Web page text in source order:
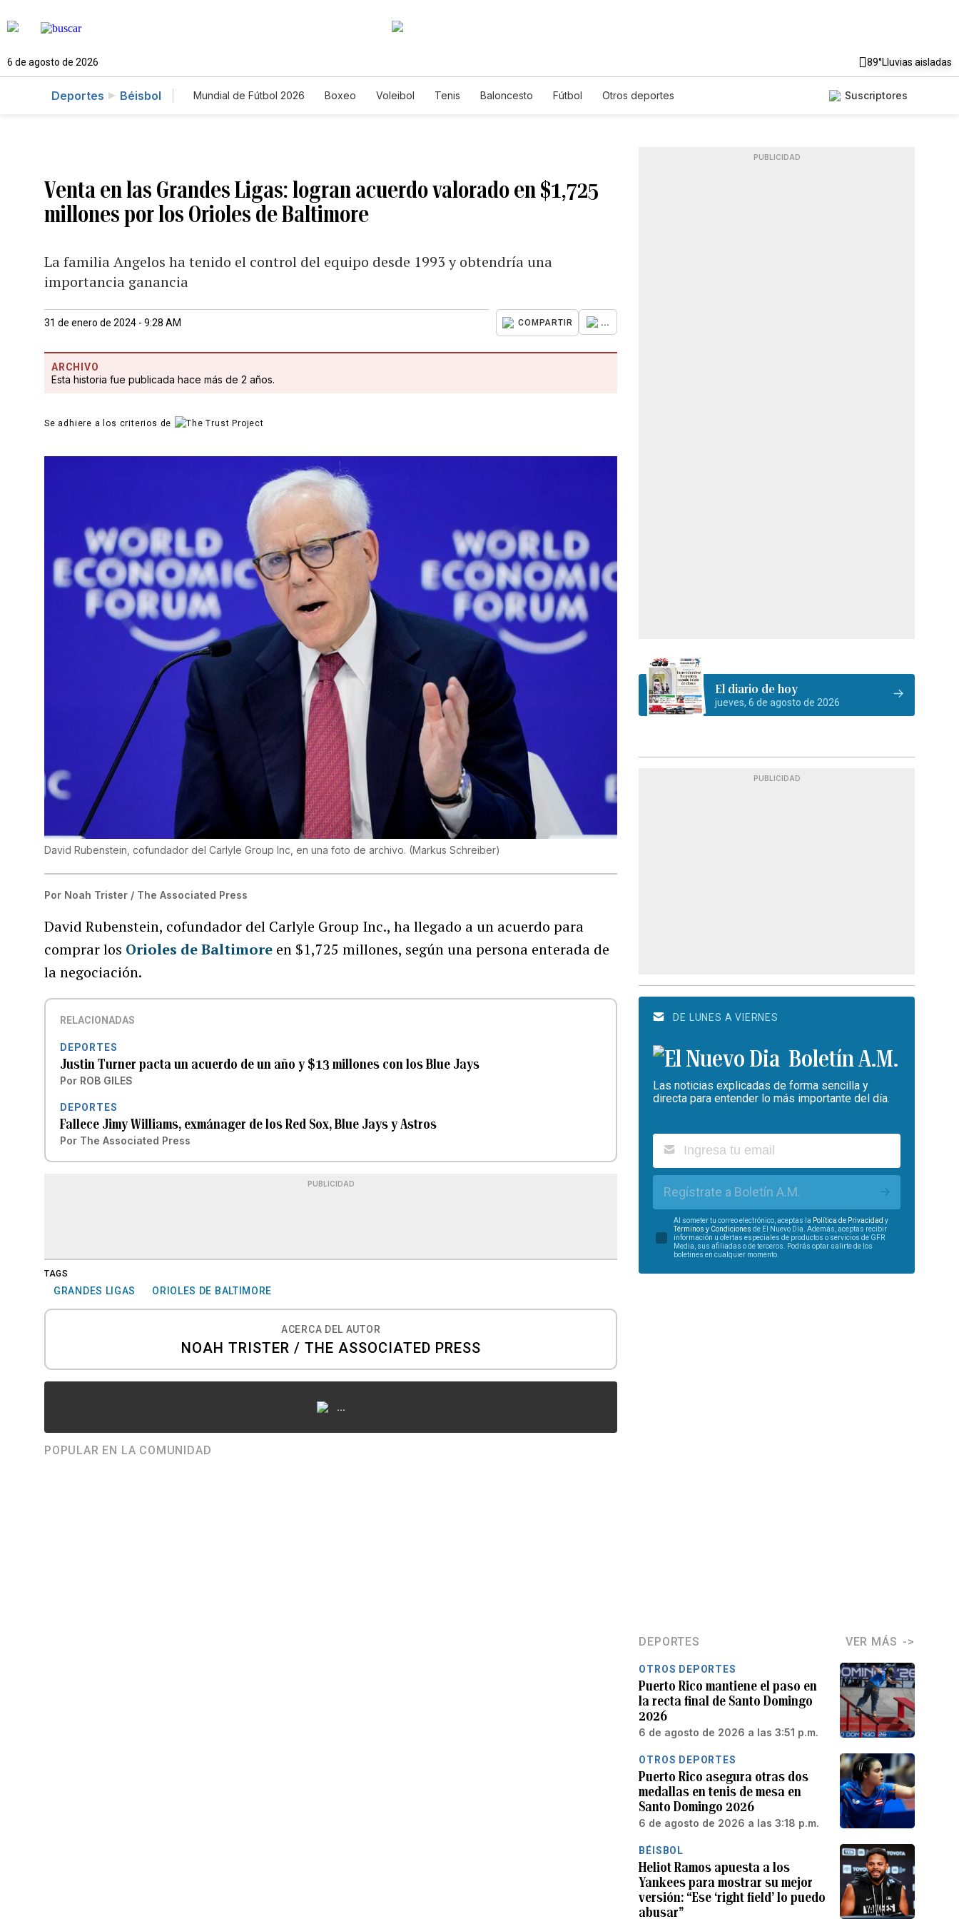
6 de agosto de 2026 89°Lluvias aisladas
Deportes Béisbol Mundial de Fútbol 2026 Boxeo Voleibol Tenis Baloncesto Fútbol Otros deportes Suscriptores
Venta en las Grandes Ligas: logran acuerdo valorado en $1,725
millones por los Orioles de Baltimore
La familia Angelos ha tenido el control del equipo desde 1993 y obtendría una
importancia ganancia
31 de enero de 2024 - 9:28 AM COMPARTIR ...
ARCHIVO
Esta historia fue publicada hace más de 2 años.
Se adhiere a los criterios de
David Rubenstein, cofundador del Carlyle Group Inc, en una foto de archivo. (Markus Schreiber)
Por Noah Trister / The Associated Press
David Rubenstein, cofundador del Carlyle Group Inc., ha llegado a un acuerdo para
comprar los Orioles de Baltimore en $1,725 millones, según una persona enterada de
la negociación.
RELACIONADAS
DEPORTES
Justin Turner pacta un acuerdo de un año y $13 millones con los Blue Jays
Por ROB GILES
DEPORTES
Fallece Jimy Williams, exmánager de los Red Sox, Blue Jays y Astros
Por The Associated Press
PUBLICIDAD
TAGS
GRANDES LIGAS ORIOLES DE BALTIMORE
ACERCA DEL AUTOR
NOAH TRISTER / THE ASSOCIATED PRESS
...
POPULAR EN LA COMUNIDAD
PUBLICIDAD
El diario de hoy
jueves, 6 de agosto de 2026
PUBLICIDAD
DE LUNES A VIERNES
Boletín A.M.
Las noticias explicadas de forma sencilla y
directa para entender lo más importante del día.
Regístrate a Boletín A.M.
Al someter tu correo electrónico, aceptas la Política de Privacidad y
Términos y Condiciones de El Nuevo Día. Además, aceptas recibir
información u ofertas especiales de productos o servicios de GFR
Media, sus afiliadas o de terceros. Podrás optar salirte de los
boletines en cualquier momento.
DEPORTES VER MÁS
OTROS DEPORTES
Puerto Rico mantiene el paso en
la recta final de Santo Domingo
2026
6 de agosto de 2026 a las 3:51 p.m.
OTROS DEPORTES
Puerto Rico asegura otras dos
medallas en tenis de mesa en
Santo Domingo 2026
6 de agosto de 2026 a las 3:18 p.m.
BÉISBOL
Heliot Ramos apuesta a los
Yankees para mostrar su mejor
versión: “Ese ‘right field’ lo puedo
abusar”